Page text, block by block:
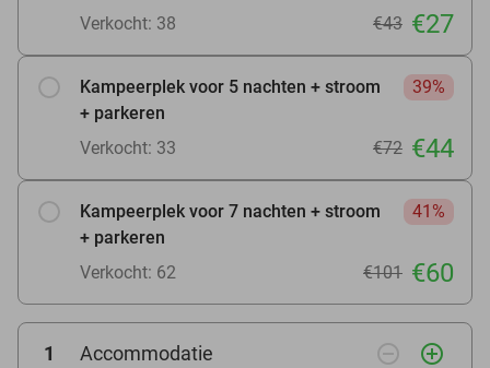
Verkocht: 38 €43 €27
Kampeerplek voor 5 nachten + stroom
+ parkeren
39%
Verkocht: 33 €72 €44
Kampeerplek voor 7 nachten + stroom
+ parkeren
41%
Verkocht: 62 €101 €60
1 Accommodatie remove_circle_outline add_circle_outline